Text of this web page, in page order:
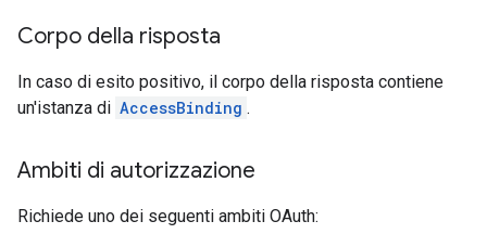
Corpo della risposta
In caso di esito positivo, il corpo della risposta contiene
un'istanza di AccessBinding .
Ambiti di autorizzazione
Richiede uno dei seguenti ambiti OAuth: